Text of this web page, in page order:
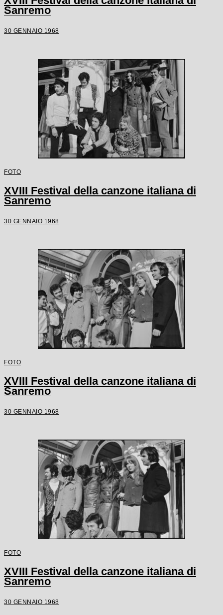
Sanremo
30 GENNAIO 1968
FOTO
XVIII Festival della canzone italiana di
Sanremo
30 GENNAIO 1968
FOTO
XVIII Festival della canzone italiana di
Sanremo
30 GENNAIO 1968
FOTO
XVIII Festival della canzone italiana di
Sanremo
30 GENNAIO 1968